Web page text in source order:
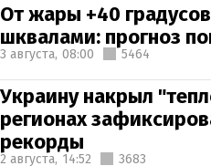
От жары +40
шквалами: прогноз
3 августа, 08:00 5464
Украину накрыл
регионах
рекорды
2 августа, 14:52 3683